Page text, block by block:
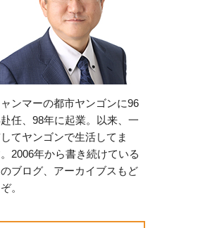
ャンマーの都市ヤンゴンに96
任、98年に起業。以来、一
てヤンゴンで生活してま
2006年から書き続けている
のブログ、アーカイブスもど
。